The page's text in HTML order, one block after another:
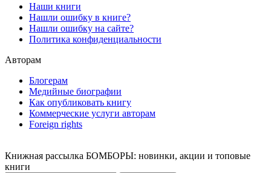
Наши книги
Нашли ошибку в книге?
Нашли ошибку на сайте?
Политика конфиденциальности
Авторам
Блогерам
Медийные биографии
Как опубликовать книгу
Коммерческие услуги авторам
Foreign rights
Книжная рассылка БОМБОРЫ: новинки, акции и топовые
книги